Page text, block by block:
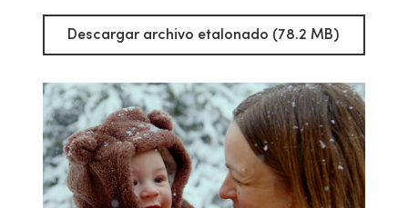
Descargar archivo etalonado (78.2 MB)